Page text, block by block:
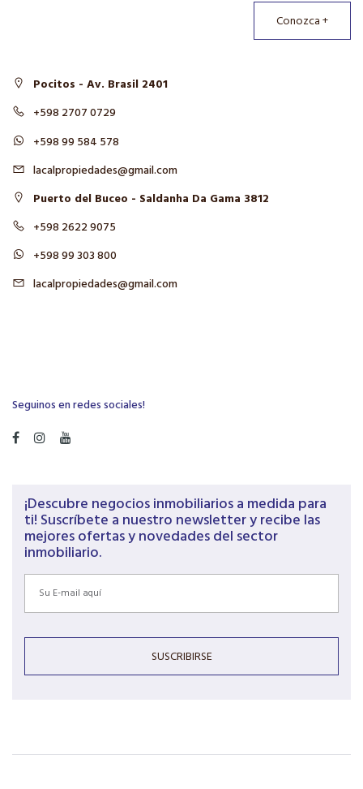
Conozca +
Pocitos - Av. Brasil 2401
+598 2707 0729
+598 99 584 578
lacalpropiedades@gmail.com
Puerto del Buceo - Saldanha Da Gama 3812
+598 2622 9075
+598 99 303 800
lacalpropiedades@gmail.com
Seguinos en redes sociales!
¡Descubre negocios inmobiliarios a medida para
ti! Suscríbete a nuestro newsletter y recibe las
mejores ofertas y novedades del sector
inmobiliario.
SUSCRIBIRSE